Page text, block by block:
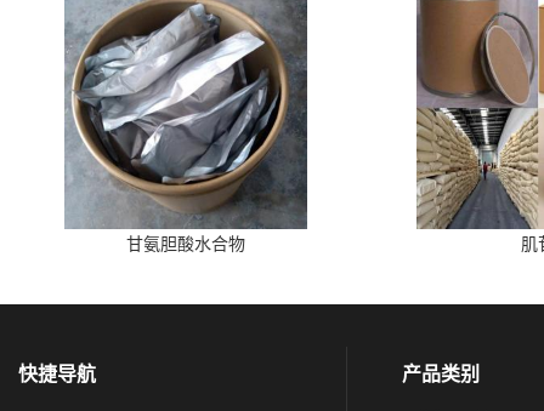
甘氨胆酸水合物 肌
快捷导航 产品类别